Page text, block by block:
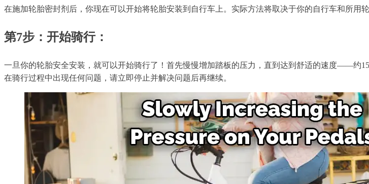
在施加轮胎密封剂后，你现在可以开始将轮胎安装到自行车上。实际方法将取决于你的自行车和所用
第7步：开始骑行：
一旦你的轮胎安全安装，就可以开始骑行了！首先慢慢增加踏板的压力，直到达到舒适的速度——约
在骑行过程中出现任何问题，请立即停止并解决问题后再继续。